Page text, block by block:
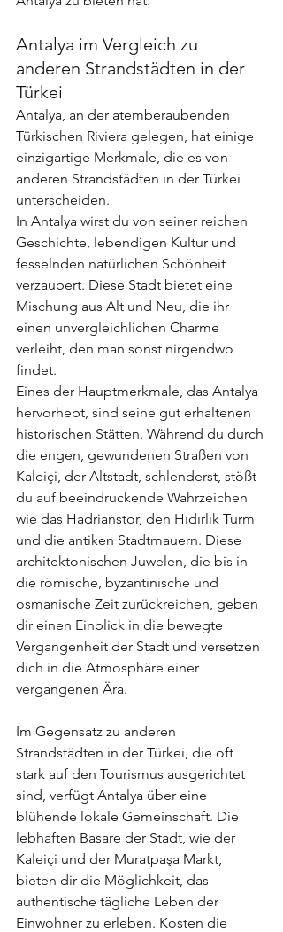
Antalya im Vergleich zu
anderen Strandstädten in der
Türkei
Antalya, an der atemberaubenden
Türkischen Riviera gelegen, hat einige
einzigartige Merkmale, die es von
anderen Strandstädten in der Türkei
unterscheiden.
In Antalya wirst du von seiner reichen
Geschichte, lebendigen Kultur und
fesselnden natürlichen Schönheit
verzaubert. Diese Stadt bietet eine
Mischung aus Alt und Neu, die ihr
einen unvergleichlichen Charme
verleiht, den man sonst nirgendwo
findet.
Eines der Hauptmerkmale, das Antalya
hervorhebt, sind seine gut erhaltenen
historischen Stätten. Während du durch
die engen, gewundenen Straßen von
Kaleiçi, der Altstadt, schlenderst, stößt
du auf beeindruckende Wahrzeichen
wie das Hadrianstor, den Hıdırlık Turm
und die antiken Stadtmauern. Diese
architektonischen Juwelen, die bis in
die römische, byzantinische und
osmanische Zeit zurückreichen, geben
dir einen Einblick in die bewegte
Vergangenheit der Stadt und versetzen
dich in die Atmosphäre einer
vergangenen Ära.
Im Gegensatz zu anderen
Strandstädten in der Türkei, die oft
stark auf den Tourismus ausgerichtet
sind, verfügt Antalya über eine
blühende lokale Gemeinschaft. Die
lebhaften Basare der Stadt, wie der
Kaleiçi und der Muratpaşa Markt,
bieten dir die Möglichkeit, das
authentische tägliche Leben der
Einwohner zu erleben. Kosten die